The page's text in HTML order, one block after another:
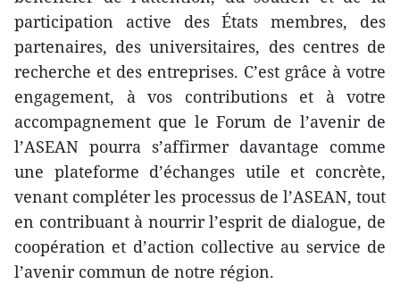
participation active des États membres, des
partenaires, des universitaires, des centres de
recherche et des entreprises. C’est grâce à votre
engagement, à vos contributions et à votre
accompagnement que le Forum de l’avenir de
l’ASEAN pourra s’affirmer davantage comme
une plateforme d’échanges utile et concrète,
venant compléter les processus de l’ASEAN, tout
en contribuant à nourrir l’esprit de dialogue, de
coopération et d’action collective au service de
l’avenir commun de notre région.